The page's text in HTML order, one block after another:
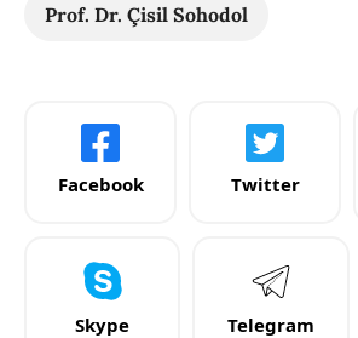
Prof. Dr. Çisil Sohodol
Facebook Twitter
Skype Telegram